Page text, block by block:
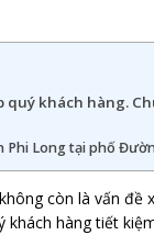
khách hàng.
Phi Long tại phố
còn là vấn đề
hàng tiết